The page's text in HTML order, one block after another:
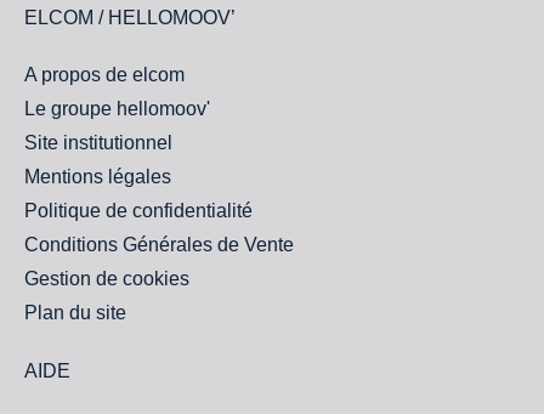
ELCOM / HELLOMOOV’
A propos de elcom
Le groupe hellomoov'
Site institutionnel
Mentions légales
Politique de confidentialité
Conditions Générales de Vente
Gestion de cookies
Plan du site
AIDE